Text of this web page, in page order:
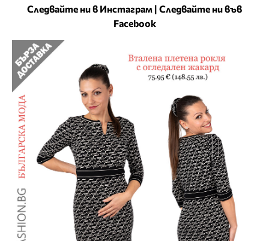
Следвайте ни в Инстаграм | Следвайте ни във
Facebook